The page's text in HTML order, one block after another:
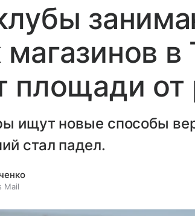
в
площади от
ищут новые способы
стал падел.
Mail